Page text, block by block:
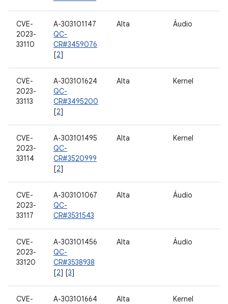
CVE-
2023-
33110
A-303101147
QC-
CR#3459076
[2]
Alta Áudio
CVE-
2023-
33113
A-303101624
QC-
CR#3495200
[2]
Alta Kernel
CVE-
2023-
33114
A-303101495
QC-
CR#3520999
[2]
Alta Kernel
CVE-
2023-
33117
A-303101067
QC-
CR#3531543
Alta Áudio
CVE-
2023-
33120
A-303101456
QC-
CR#3538938
[2] [3]
Alta Áudio
CVE-
A-303101664
Alta Kernel